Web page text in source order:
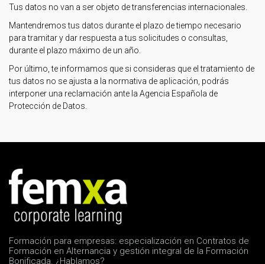
Tus datos no van a ser objeto de transferencias internacionales.
Mantendremos tus datos durante el plazo de tiempo necesario
para tramitar y dar respuesta a tus solicitudes o consultas,
durante el plazo máximo de un año.
Por último, te informamos que si consideras que el tratamiento de
tus datos no se ajusta a la normativa de aplicación, podrás
interponer una reclamación ante la Agencia Española de
Protección de Datos.
Formación para empresas: especialización en Contratos de
Formación en Alternancia y gestión integral de la Formación
Bonificada. ¿Hablamos?